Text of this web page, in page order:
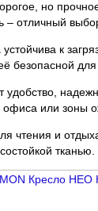
но
– отличный
к
безопасной для
удобство,
или зоны
чтения и
тканью.